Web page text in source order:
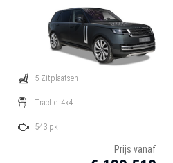
5 Zitplaatsen
Tractie: 4x4
543 pk
Prijs vanaf